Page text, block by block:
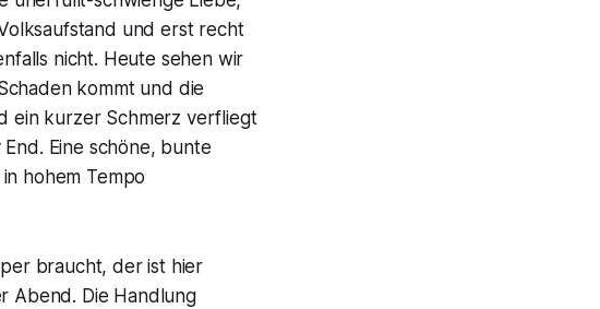
und erst recht
nicht. Heute sehen wir
kommt und die
ein kurzer Schmerz verfliegt
Eine schöne, bunte
hohem Tempo
braucht, der ist hier
Abend. Die Handlung